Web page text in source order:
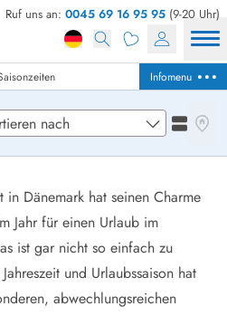
Ruf uns an: 0045 69 16 95 95 (9-20 Uhr)
Infomenu
in Dänemark hat seinen Charme
Jahr für einen Urlaub im
ist gar nicht so einfach zu
und Urlaubssaison hat
abwechlungsreichen
finden
Loading...